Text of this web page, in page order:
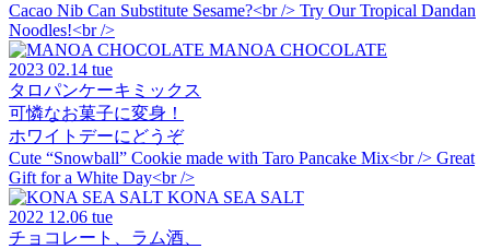
Cacao Nib Can Substitute Sesame?<br /> Try Our Tropical Dandan
Noodles!<br />
MANOA CHOCOLATE
2023 02.14 tue
タロパンケーキミックス
可憐なお菓子に変身！
ホワイトデーにどうぞ
Cute “Snowball” Cookie made with Taro Pancake Mix<br /> Great
Gift for a White Day<br />
KONA SEA SALT
2022 12.06 tue
チョコレート、ラム酒、